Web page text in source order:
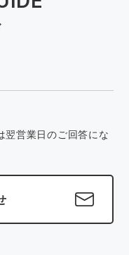
翌営業日のご回答にな